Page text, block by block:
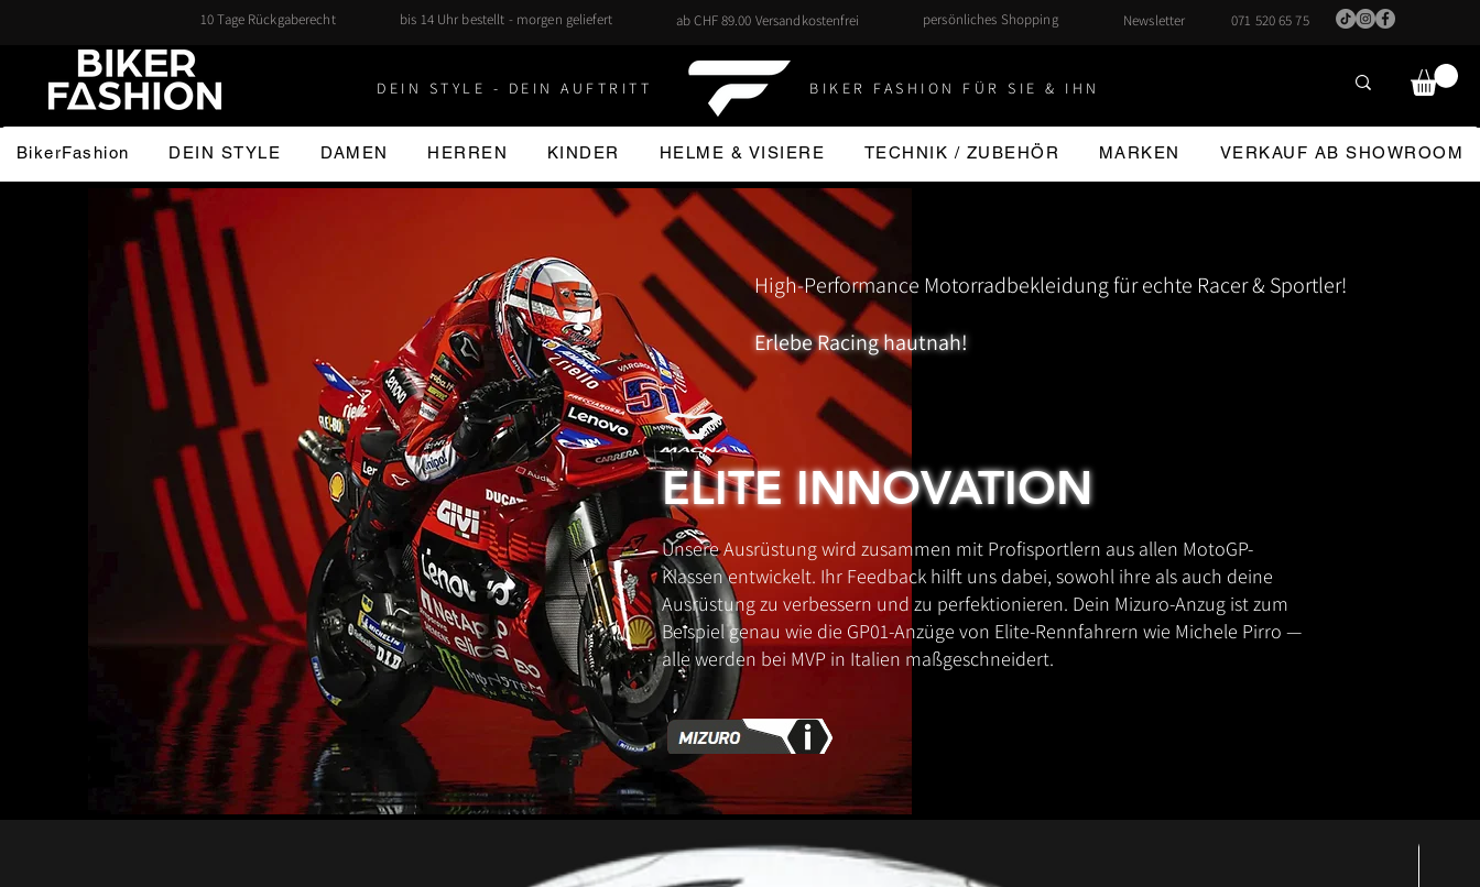
10 Tage Rückgaberecht bis 14 Uhr bestellt - morgen geliefert ab CHF 89.00 Versandkostenfrei persönliches Shopping Newsletter 071 520 65 75
DEIN STYLE - DEIN AUFTRITT BIKER FASHION FÜR SIE & IHN
BikerFashion DEIN STYLE DAMEN HERREN KINDER HELME & VISIERE TECHNIK / ZUBEHÖR MARKEN VERKAUF AB SHOWROOM
ELITE INNOVATION
Unsere Ausrüstung wird zusammen mit Profisportlern aus allen MotoGP-
Klassen entwickelt. Ihr Feedback hilft uns dabei, sowohl ihre als auch deine
Ausrüstung zu verbessern und zu perfektionieren. Dein Mizuro-Anzug ist zum
Beispiel genau wie die GP01-Anzüge von Elite-Rennfahrern wie Michele Pirro —
alle werden bei MVP in Italien maßgeschneidert.
High-Performance Motorradbekleidung für echte Racer & Sportler!
Erlebe Racing hautnah!